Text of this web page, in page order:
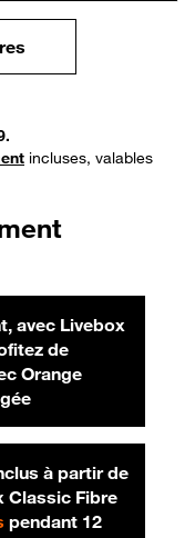
incluses, valables
avec Livebox
de
par mois
Orange
à partir de
Classic Fibre
29,99 € par mois
pendant 12